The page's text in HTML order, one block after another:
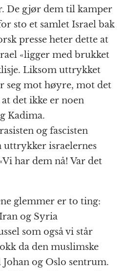
De gjør dem til kamper
sto et samlet Israel bak
presse heter dette at
«ligger med brukket
Liksom uttrykket
seg mot høyre, mot det
det ikke er noen
Kadima.
og fascisten
israelernes
har dem nå! Var det
glemmer er to ting:
og Syria
som også vi står
da den muslimske
og Oslo sentrum.